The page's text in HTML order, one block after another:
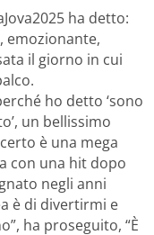
ha detto:
emozionante,
il giorno in cui
ho detto ‘sono
un bellissimo
è una mega
con una hit dopo
negli anni
è di divertirmi e
ha proseguito, “È